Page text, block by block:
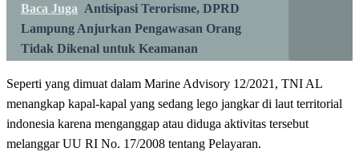
Baca Juga Antisipasi Terorisme, DPRD
Lampung Anjurkan Pengawasan Orang
Tidak Dikenal untuk Keamanan
Seperti yang dimuat dalam Marine Advisory 12/2021, TNI AL
menangkap kapal-kapal yang sedang lego jangkar di laut territorial
indonesia karena menganggap atau diduga aktivitas tersebut
melanggar UU RI No. 17/2008 tentang Pelayaran.